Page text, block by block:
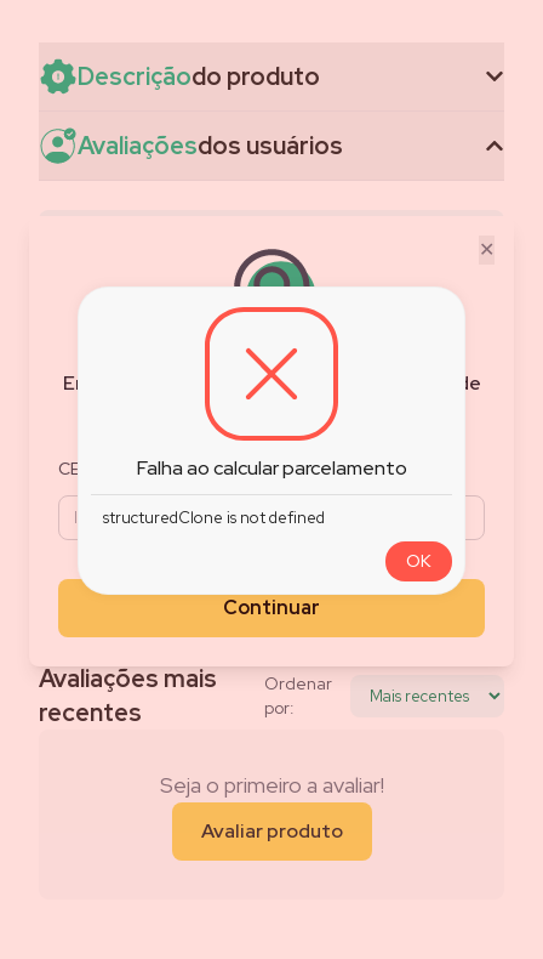
✕
Encontre as melhores ofertas e condições de
frete para sua região
CEP
Continuar
Descriçãodo produto
Avaliaçõesdos usuários
Nota do Produto
avaliações
Filtrar Avaliações
0
0
Compartilhe o que achou do produto
Avaliar produto
Avaliações mais
recentes
Ordenar
por:
Seja o primeiro a avaliar!
Avaliar produto
Falha ao calcular parcelamento
structuredClone is not defined
OK